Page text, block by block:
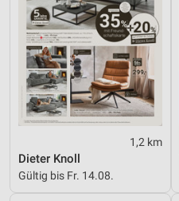
1,2 km
Dieter Knoll
Gültig bis Fr. 14.08.